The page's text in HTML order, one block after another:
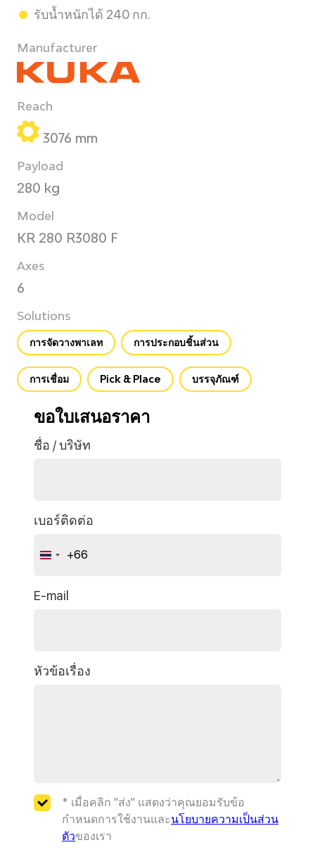
รับน้ำหนักได้ 240 กก.
Manufacturer
Reach
3076 mm
Payload
280 kg
Model
KR 280 R3080 F
Axes
6
Solutions
การจัดวางพาเลท การประกอบชิ้นส่วน
การเชื่อม Pick & Place บรรจุภัณฑ์
ขอใบเสนอราคา
ชื่อ / บริษัท
เบอร์ติดต่อ
Thailand
+66
E-mail
หัวข้อเรื่อง
* เมื่อคลิก "ส่ง" แสดงว่าคุณยอมรับข้อ
กำหนดการใช้งานและนโยบายความเป็นส่วน
ตัวของเรา